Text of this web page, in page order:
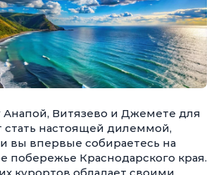
Витязево и Джемете для
стать настоящей дилеммой,
вы впервые собираетесь на
побережье Краснодарского края.